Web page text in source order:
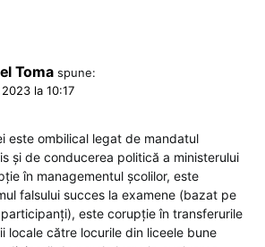
Toma spune:
la 10:17
este ombilical legat de mandatul
și de conducerea politică a ministerului
în managementul școlilor, este
falsului succes la examene (bazat pe
este corupție în transferurile
locale către locurile din liceele bune